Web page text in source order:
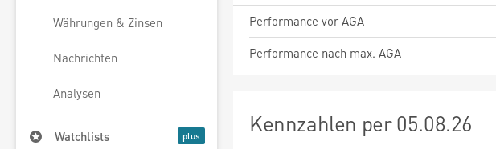
Währungen & Zinsen
Nachrichten
Analysen
Watchlists
Performance vor AGA
Performance nach max. AGA
Kennzahlen per 05.08.26